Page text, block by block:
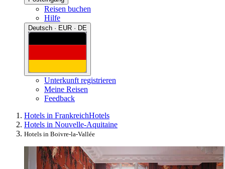
Reisen buchen
Hilfe
Deutsch · EUR · DE
Unterkunft registrieren
Meine Reisen
Feedback
Hotels in FrankreichHotels
Hotels in Nouvelle-Aquitaine
Hotels in Boivre-la-Vallée